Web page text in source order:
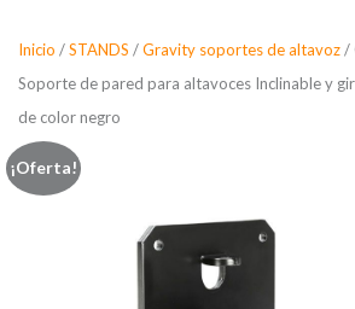
Inicio /STANDS /Gravity soportes de altavoz/
Soporte de pared para altavoces Inclinable y
de color negro
¡Oferta!